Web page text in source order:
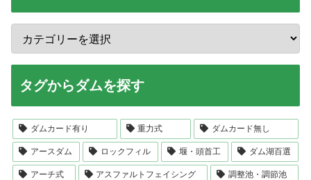
タグからダムを探す
ダムカード有り 重力式 ダムカード無し
アースダム ロックフィル 堰・頭首工 ダム湖百選
アーチ式 アスファルトフェイシング 調整池・調節池